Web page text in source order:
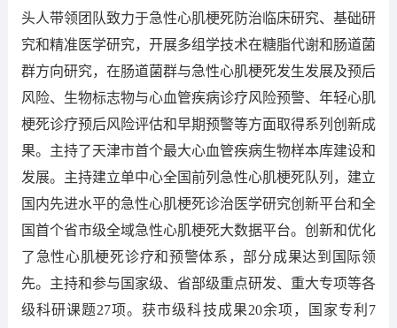
头人带领团队致力于急性心肌梗死防治临床研究、基础研
究和精准医学研究，开展多组学技术在糖脂代谢和肠道菌
群方向研究，在肠道菌群与急性心肌梗死发生发展及预后
风险、生物标志物与心血管疾病诊疗风险预警、年轻心肌
梗死诊疗预后风险评估和早期预警等方面取得系列创新成
果。主持了天津市首个最大心血管疾病生物样本库建设和
发展。主持建立单中心全国前列急性心肌梗死队列，建立
国内先进水平的急性心肌梗死诊治医学研究创新平台和全
国首个省市级全域急性心肌梗死大数据平台。创新和优化
了急性心肌梗死诊疗和预警体系，部分成果达到国际领
先。主持和参与国家级、省部级重点研发、重大专项等各
级科研课题27项。获市级科技成果20余项，国家专利7